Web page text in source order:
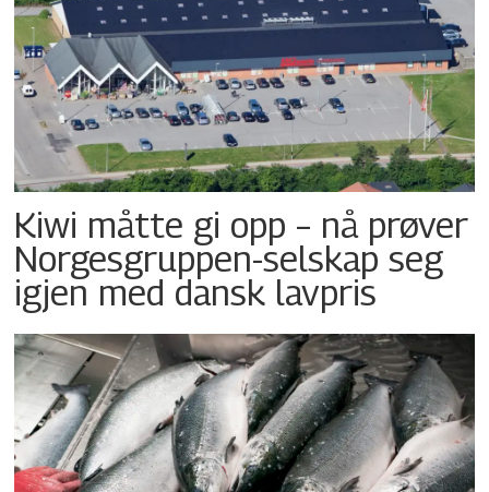
Kiwi måtte gi opp – nå prøver
Norgesgruppen-selskap seg
igjen med dansk lavpris